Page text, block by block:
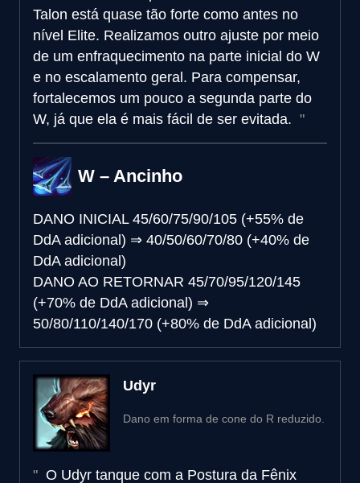
Talon está quase tão forte como antes no
nível Elite. Realizamos outro ajuste por meio
de um enfraquecimento na parte inicial do W
e no escalamento geral. Para compensar,
fortalecemos um pouco a segunda parte do
W, já que ela é mais fácil de ser evitada.
W – Ancinho
DANO INICIAL 45/60/75/90/105 (+55% de
DdA adicional) ⇒ 40/50/60/70/80 (+40% de
DdA adicional)
DANO AO RETORNAR 45/70/95/120/145
(+70% de DdA adicional) ⇒
50/80/110/140/170 (+80% de DdA adicional)
Udyr
Dano em forma de cone do R reduzido.
O Udyr tanque com a Postura da Fênix